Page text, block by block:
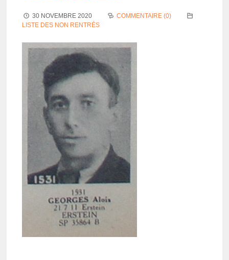
30 NOVEMBRE 2020
COMMENTAIRE (0)
LISTE DES NON RENTRÉS